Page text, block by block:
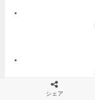
シェア